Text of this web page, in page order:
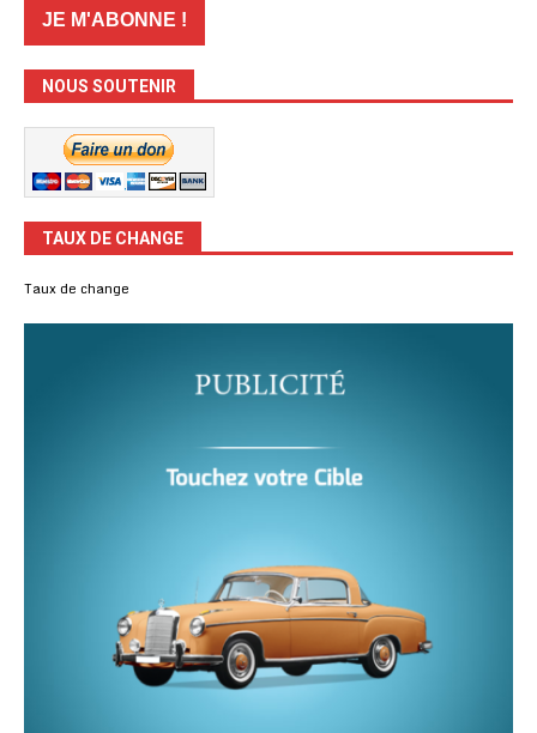
NOUS SOUTENIR
TAUX DE CHANGE
Taux de change